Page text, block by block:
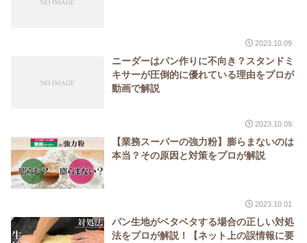
2023.10.09
ニーダーはパン作りに不向き？スタンドミ
キサーが圧倒的に優れている理由をプロが
動画で解説
2023.10.09
【業務スーパーの強力粉】膨らまないのは
本当？その原因と対策をプロが解説
2023.10.01
パン生地がベタベタする場合の正しい対処
法をプロが解説！【ネット上の誤情報に要